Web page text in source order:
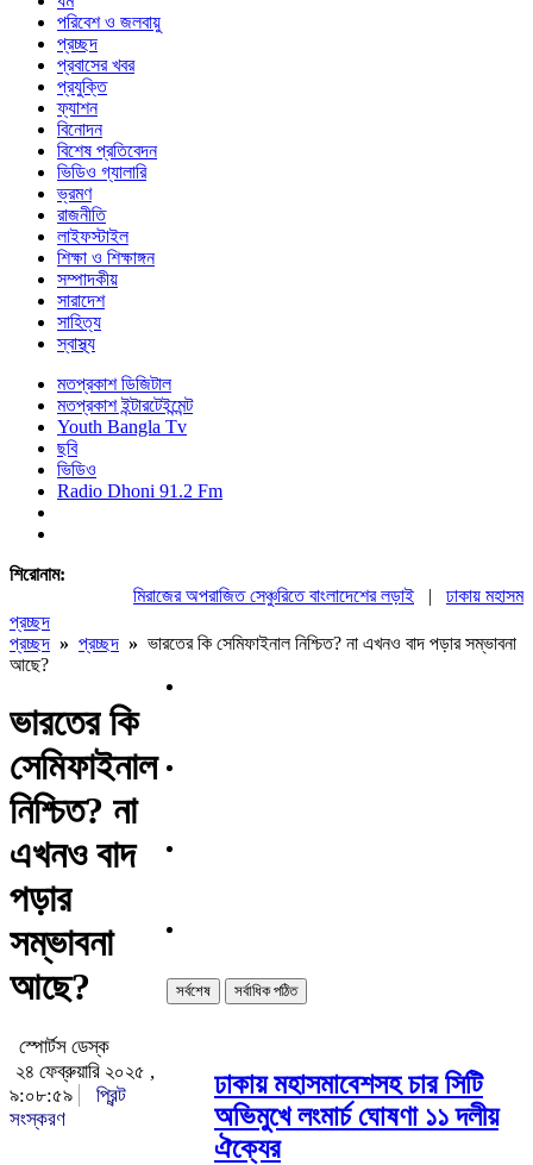
পরিবেশ ও জলবায়ু
প্রচ্ছদ
প্রবাসের খবর
প্রযুক্তি
ফ্যাশন
বিনোদন
বিশেষ প্রতিবেদন
ভিডিও গ্যালারি
ভ্রমণ
রাজনীতি
লাইফস্টাইল
শিক্ষা ও শিক্ষাঙ্গন
সম্পাদকীয়
সারাদেশ
সাহিত্য
স্বাস্থ্য
মতপ্রকাশ ডিজিটাল
মতপ্রকাশ ইন্টারটেইন্মেন্ট
Youth Bangla Tv
ছবি
ভিডিও
Radio Dhoni 91.2 Fm
শিরোনাম:
মিরাজের অপরাজিত সেঞ্চুরিতে বাংলাদেশের লড়াই| ঢাকায়
প্রচ্ছদ
প্রচ্ছদ » প্রচ্ছদ » ভারতের কি সেমিফাইনাল নিশ্চিত? না এখনও বাদ পড়ার সম্ভাবনা
আছে?
ভারতের কি
সেমিফাইনাল
নিশ্চিত? না
এখনও বাদ
পড়ার
সম্ভাবনা
আছে?
স্পোর্টস ডেস্ক
২৪ ফেব্রুয়ারি ২০২৫ ,
৯:০৮:৫৯
প্রিন্ট
সংস্করণ
সর্বশেষ সর্বাধিক পঠিত
ঢাকায় মহাসমাবেশসহ চার সিটি
অভিমুখে লংমার্চ ঘোষণা ১১ দলীয়
ঐক্যের